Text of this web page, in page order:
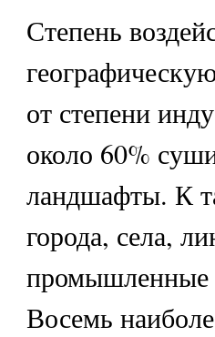
Степень
от степени
около 60%
ландшафты. К
города, села,
промышленные
Восемь